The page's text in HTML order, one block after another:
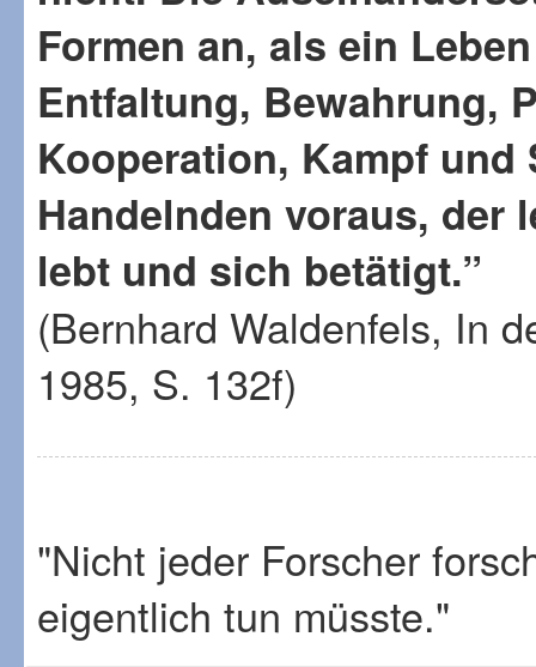
Formen an, als ein
Entfaltung, Bewahrung,
Kooperation, Kampf
Handelnden voraus, der
lebt und sich betätigt.”
(Bernhard Waldenfels, In
1985, S. 132f)
"Nicht jeder Forscher
eigentlich tun müsste."